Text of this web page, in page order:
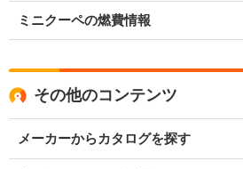
ミニクーペの燃費情報
その他のコンテンツ
メーカーからカタログを探す